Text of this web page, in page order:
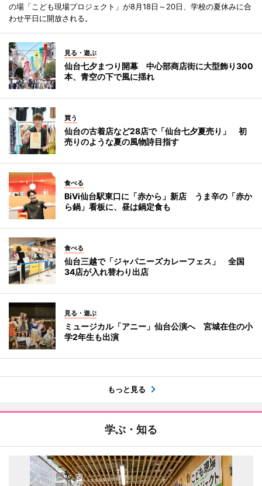
の場「こども現場プロジェクト」が8月18日～20日、学校の夏休みに合
わせ平日に開放される。
見る・遊ぶ
仙台七夕まつり開幕 中心部商店街に大型飾り300
本、青空の下で風に揺れ
買う
仙台の古着店など28店で「仙台七夕夏売り」 初
売りのような夏の風物詩目指す
食べる
BiVi仙台駅東口に「赤から」新店 うま辛の「赤か
ら鍋」看板に、昼は鍋定食も
食べる
仙台三越で「ジャパニーズカレーフェス」 全国
34店が入れ替わり出店
見る・遊ぶ
ミュージカル「アニー」仙台公演へ 宮城在住の小
学2年生も出演
もっと見る
学ぶ・知る